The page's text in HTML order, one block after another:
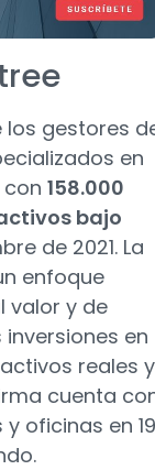
los gestores
en
158.000
bajo
de 2021. La
enfoque
valor y de
en
reales y
cuenta
oficinas en 19